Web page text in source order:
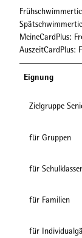
MeineCardPlus:
AuszeitCardPlus:
Eignung
Zielgruppe
für Gruppen
für
für Familien
für